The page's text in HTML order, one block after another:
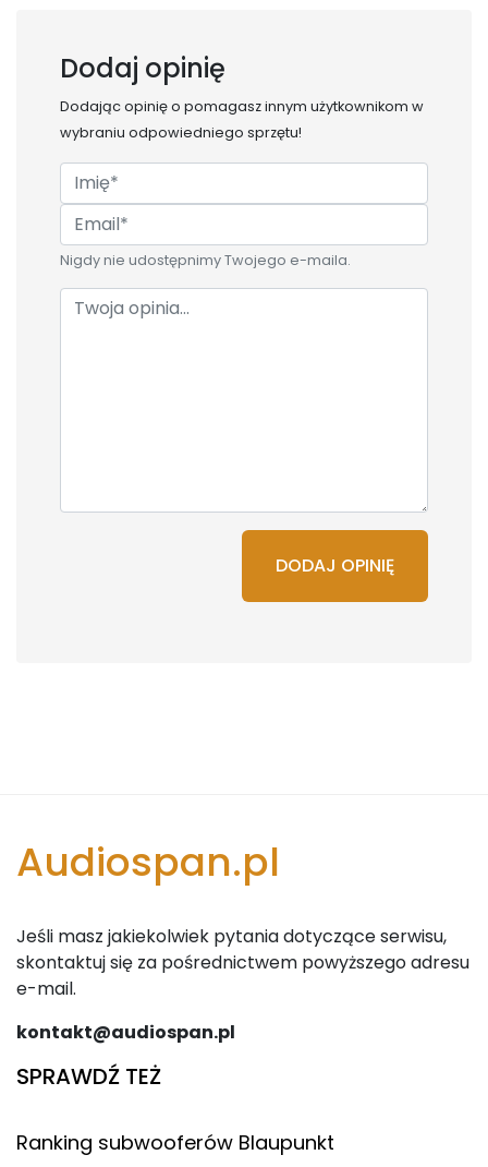
Dodaj opinię
Dodając opinię o pomagasz innym użytkownikom w
wybraniu odpowiedniego sprzętu!
Nigdy nie udostępnimy Twojego e-maila.
DODAJ OPINIĘ
Audiospan.pl
Jeśli masz jakiekolwiek pytania dotyczące serwisu,
skontaktuj się za pośrednictwem powyższego adresu
e-mail.
kontakt@audiospan.pl
SPRAWDŹ TEŻ
Ranking subwooferów Blaupunkt